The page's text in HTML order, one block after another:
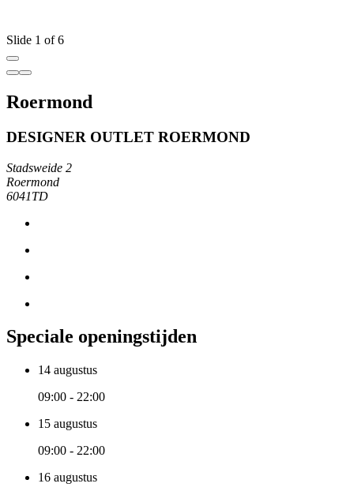
Slide 1 of 6
Roermond
DESIGNER OUTLET ROERMOND
Stadsweide 2
Roermond
6041TD
Speciale openingstijden
14 augustus
09:00 - 22:00
15 augustus
09:00 - 22:00
16 augustus